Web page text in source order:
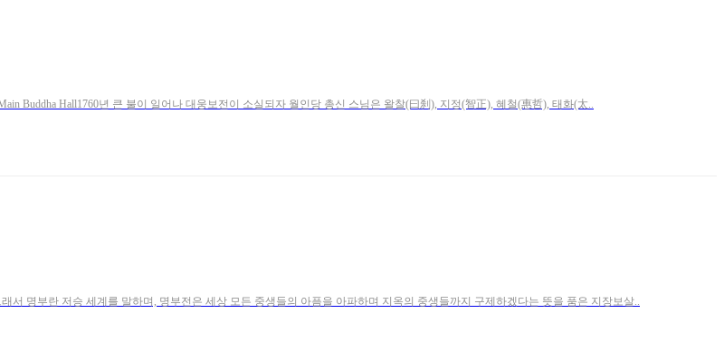
Buddha Hall1760년 큰 불이 일어나 대웅보전이 소실되자 월인당 총신 스님은 왈찰(曰刹), 지정(智正), 혜철(惠哲), 태화(太..
서 명부란 저승 세계를 말하며, 명부전은 세상 모든 중생들의 아픔을 아파하며 지옥의 중생들까지 구제하겠다는 뜻을 품은 지장보살..